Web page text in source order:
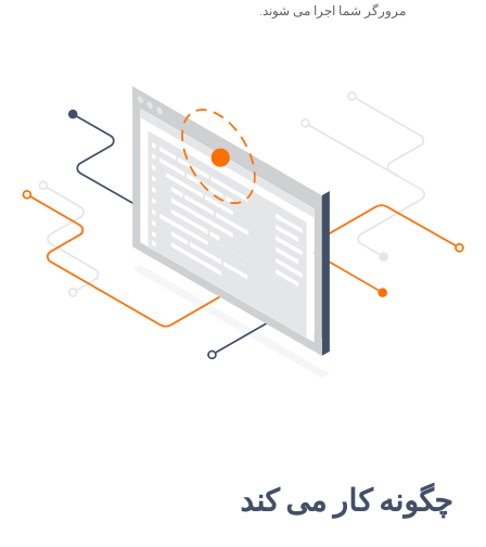
مرورگر شما اجرا می شوند.
چگونه کار می کند